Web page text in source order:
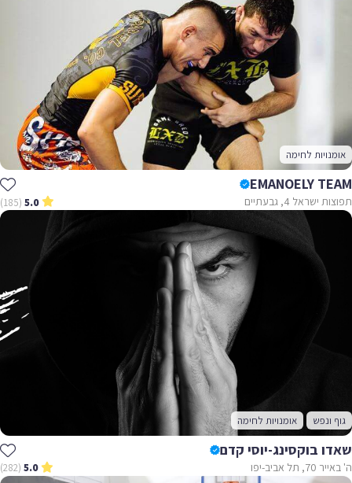
אומנויות לחימה
EMANOELY TEAM
תפוצות ישראל 4, גבעתיים 5.0
(185)
גוף ונפש אומנויות לחימה
שאדו בוקסינג-יוסי קדם
ה' באייר 70, תל אביב-יפו 5.0
(282)